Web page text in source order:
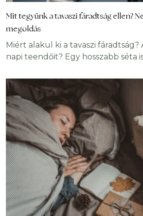
Mit tegyünk a tavaszi fáradtság ellen?
megoldás
Miért alakul ki a tavaszi fáradtság?
napi teendőit? Egy hosszabb séta
fáradtság. Ne aggódjon, nincs
fáradság gyakori jelenség a
kell elviselni: a szuperélelmiszerek
visszanyerni vitalitását és gyorsan
ennek a kellemetlen állapotnak.
jó